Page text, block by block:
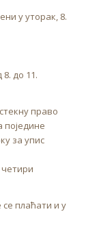
у уторак, 8.
8. до 11.
право
поједине
за упис
плаћати и у